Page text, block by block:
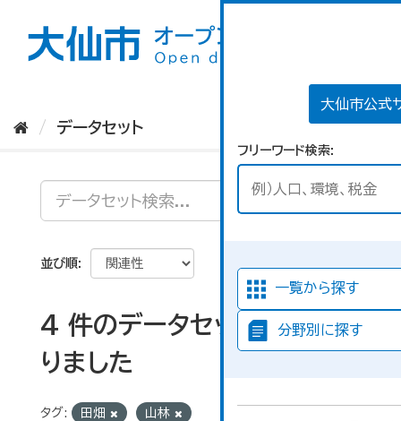
大仙市公式
フリーワード検索
一覧から探す
分野別に探す
データセット
並び順
4 件のデータセットが見つか
りました
タグ: 田畑 山林